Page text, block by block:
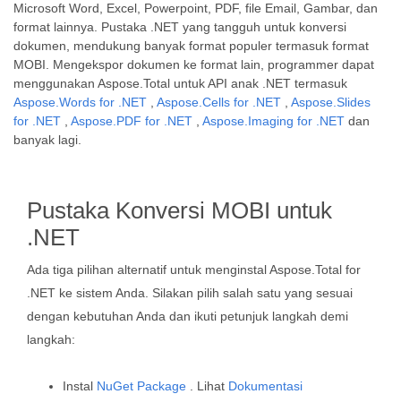
Microsoft Word, Excel, Powerpoint, PDF, file Email, Gambar, dan
format lainnya. Pustaka .NET yang tangguh untuk konversi
dokumen, mendukung banyak format populer termasuk format
MOBI. Mengekspor dokumen ke format lain, programmer dapat
menggunakan Aspose.Total untuk API anak .NET termasuk
Aspose.Words for .NET
Aspose.Cells for .NET
Aspose.Slides
for .NET
Aspose.PDF for .NET Aspose.Imaging for .NET dan
banyak lagi.
Pustaka Konversi MOBI untuk
.NET
Ada tiga pilihan alternatif untuk menginstal Aspose.Total for
.NET ke sistem Anda. Silakan pilih salah satu yang sesuai
dengan kebutuhan Anda dan ikuti petunjuk langkah demi
langkah:
Instal NuGet Package . Lihat Dokumentasi